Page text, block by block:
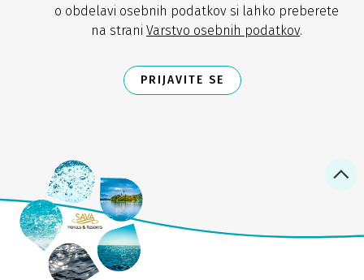
o obdelavi osebnih podatkov si lahko preberete
na strani Varstvo osebnih podatkov.
PRIJAVITE SE